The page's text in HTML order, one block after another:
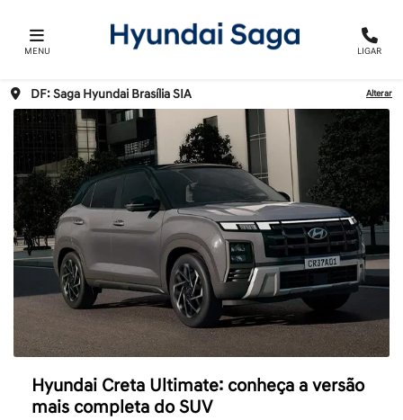
MENU LIGAR
DF: Saga Hyundai Brasília SIA Alterar
Hyundai Creta Ultimate: conheça a versão
mais completa do SUV